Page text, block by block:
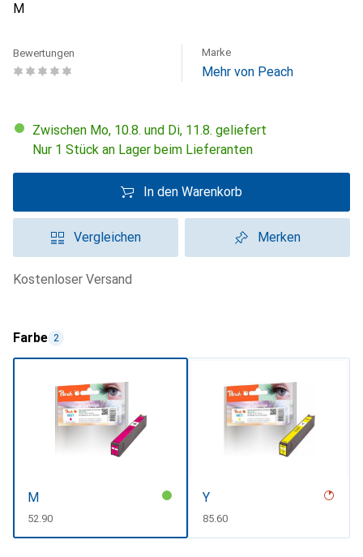
M
Bewertungen Marke
Mehr von Peach
Zwischen Mo, 10.8. und Di, 11.8. geliefert
Nur 1 Stück an Lager beim Lieferanten
In den Warenkorb
Vergleichen Merken
kostenloser Versand
Farbe 2
M
CHF
52.90
Y
CHF
85.60